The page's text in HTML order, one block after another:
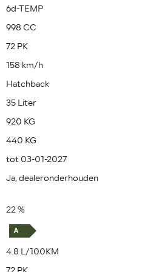
6d-TEMP
998 CC
72 PK
158 km/h
Hatchback
35 Liter
920 KG
440 KG
tot 03-01-2027
Ja, dealeronderhouden
22 %
4.8 L/100KM